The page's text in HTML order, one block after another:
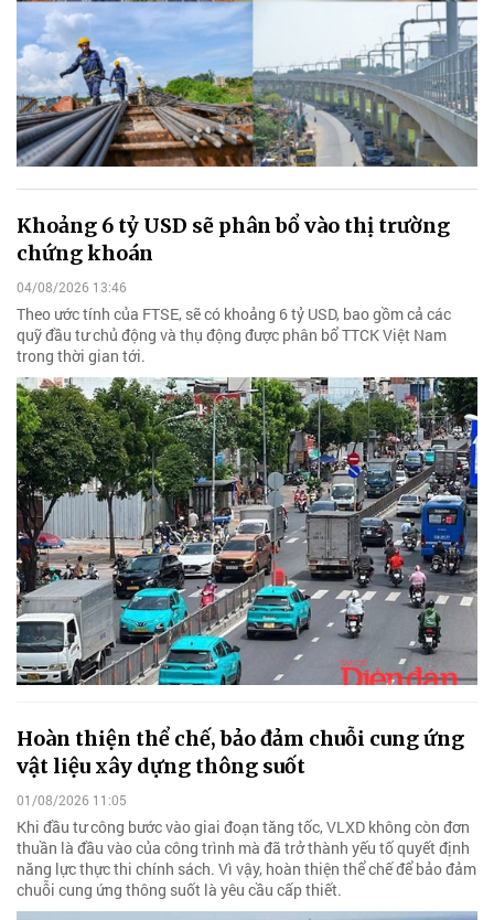
Khoảng 6 tỷ USD sẽ phân bổ vào thị trường
chứng khoán
04/08/2026 13:46
Theo ước tính của FTSE, sẽ có khoảng 6 tỷ USD, bao gồm cả các
quỹ đầu tư chủ động và thụ động được phân bổ TTCK Việt Nam
trong thời gian tới.
Hoàn thiện thể chế, bảo đảm chuỗi cung ứng
vật liệu xây dựng thông suốt
01/08/2026 11:05
Khi đầu tư công bước vào giai đoạn tăng tốc, VLXD không còn đơn
thuần là đầu vào của công trình mà đã trở thành yếu tố quyết định
năng lực thực thi chính sách. Vì vậy, hoàn thiện thể chế để bảo đảm
chuỗi cung ứng thông suốt là yêu cầu cấp thiết.